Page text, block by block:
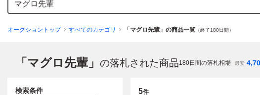
オークショントップ すべてのカテゴリ 「マグロ先輩」の商品一覧 （終了180日間）
「マグロ先輩」 の落札された商品180日間の落札相場 最安
5件
検索条件